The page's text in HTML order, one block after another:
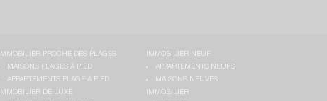
IMMOBILIER PROCHE DES PLAGES
MAISONS PLAGES À PIED
APPARTEMENTS PLAGE À PIED
IMMOBILIER NEUF
APPARTEMENTS NEUFS
MAISONS NEUVES
IMMOBILIER DE LUXE
IMMOBILIER